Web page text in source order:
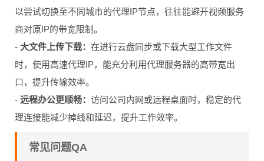
以尝试切换至不同城市的代理IP节点，往往能避开视频服务
商对原IP的带宽限制。
- 大文件上传下载： 在进行云盘同步或下载大型工作文件
时，使用高速代理IP，能充分利用代理服务器的高带宽出
口，提升传输效率。
- 远程办公更顺畅： 访问公司内网或远程桌面时，稳定的代
理连接能减少掉线和延迟，提升工作效率。
常见问题QA